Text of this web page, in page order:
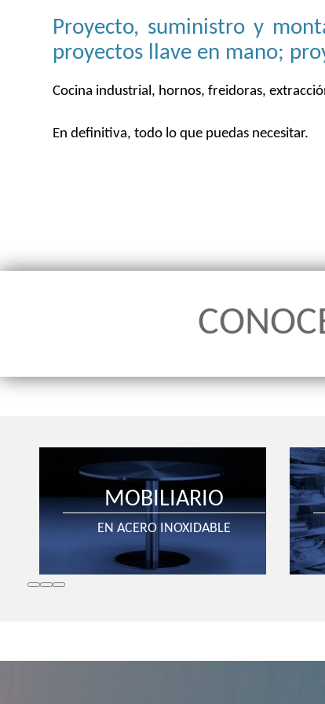
Proyecto, suministro y
proyectos llave en mano;
Cocina industrial, hornos, freidoras,
En definitiva, todo lo que puedas necesitar.
MOBILIARIO
EN ACERO INOXIDABLE